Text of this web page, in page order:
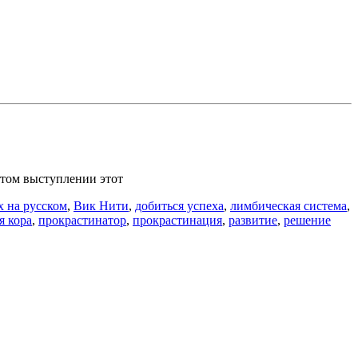
выступлении этот
на русском, Вик Нити, добиться успеха, лимбическая система,
кора, прокрастинатор, прокрастинация, развитие, решение